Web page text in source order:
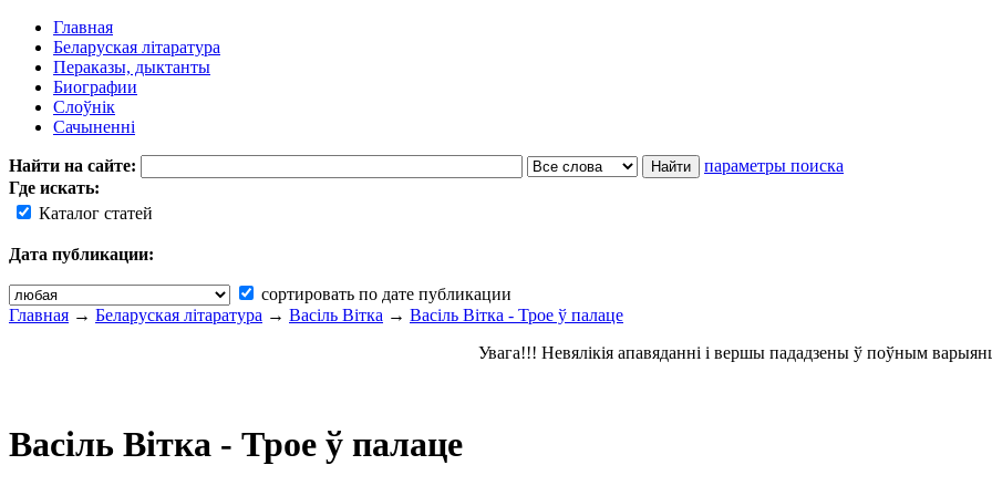
Главная
Беларуская літаратура
Пераказы, дыктанты
Биографии
Слоўнік
Сачыненні
Найти на сайте:
параметры поиска
Где искать:
Каталог статей
Дата публикации:
сортировать по дате публикации
Главная → Беларуская літаратура → Васіль Вітка → Васіль Вітка - Трое ў палаце
Увага!!! Невялікія апавяданні і вершы пададзены ў поўным
Васіль Вітка - Трое ў палаце